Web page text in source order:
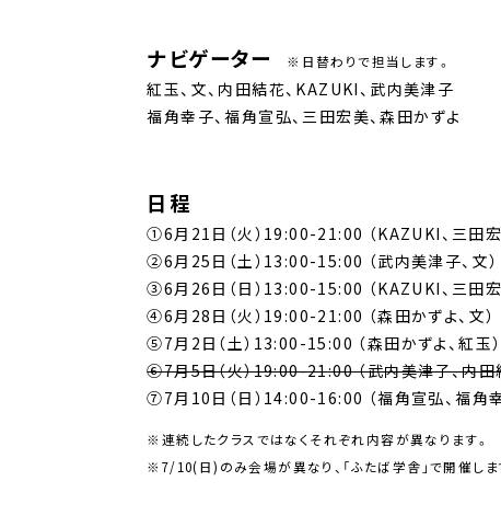
ナビゲーター ※日替わりで担当します。
紅玉、文、内田結花、KAZUKI、武内美津子
福角幸子、福角宣弘、三田宏美、森田かずよ
日程
①6月21日（火）19:00-21:00 （KAZUKI、三田宏
②6月25日（土）13:00-15:00 （武内美津子、文）
③6月26日（日）13:00-15:00 （KAZUKI、三田宏
④6月28日（火）19:00-21:00 （森田かずよ、文）
⑤7月2日（土）13:00-15:00 （森田かずよ、紅玉）
⑥7月5日（火）19:00-21:00 （武内美津子、内田
⑦7月10日（日）14:00-16:00 （福角宣弘、福角
※連続したクラスではなくそれぞれ内容が異なります。
※7/10(日)のみ会場が異なり、「ふたば学舎」で開催しま